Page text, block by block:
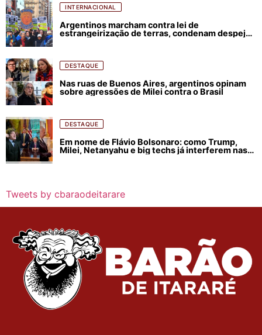
INTERNACIONAL
Argentinos marcham contra lei de
estrangeirização de terras, condenam despejos
DESTAQUE
Nas ruas de Buenos Aires, argentinos opinam
sobre agressões de Milei contra o Brasil
DESTAQUE
Em nome de Flávio Bolsonaro: como Trump,
Milei, Netanyahu e big techs já interferem nas
Tweets by cbaraodeitarare